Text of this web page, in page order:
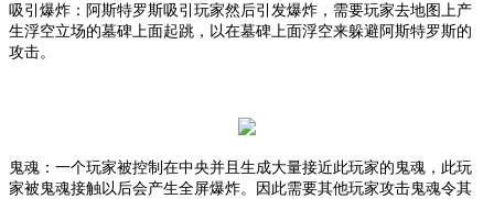
吸引爆炸：阿斯特罗斯吸引玩家然后引发爆炸，需要玩家去地图上产
生浮空立场的墓碑上面起跳，以在墓碑上面浮空来躲避阿斯特罗斯的
攻击。
鬼魂：一个玩家被控制在中央并且生成大量接近此玩家的鬼魂，此玩
家被鬼魂接触以后会产生全屏爆炸。因此需要其他玩家攻击鬼魂令其